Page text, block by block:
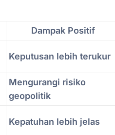
Dampak Positif
Keputusan lebih terukur
Mengurangi risiko
geopolitik
Kepatuhan lebih jelas